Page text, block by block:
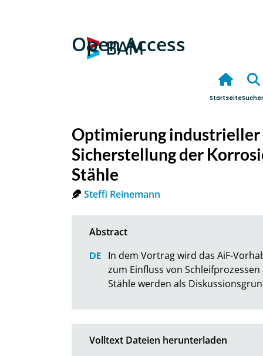
Open Access
Startseite
Optimierung industrieller
Sicherstellung der
Stähle
Steffi Reinemann
In dem Vortrag wird das AiF-
zum Einfluss von
Stähle werden als
Volltext Dateien herunterladen